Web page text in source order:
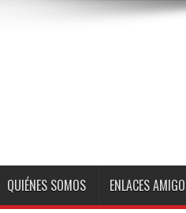
QUIÉNES SOMOS ENLACES